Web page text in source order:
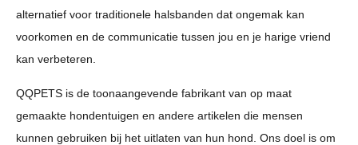
alternatief voor traditionele halsbanden dat ongemak kan
voorkomen en de communicatie tussen jou en je harige vriend
kan verbeteren.
QQPETS is de toonaangevende fabrikant van op maat
gemaakte hondentuigen en andere artikelen die mensen
kunnen gebruiken bij het uitlaten van hun hond. Ons doel is om